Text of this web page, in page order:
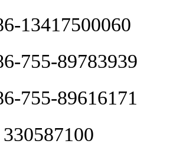
13417500060
755-89783939
755-89616171